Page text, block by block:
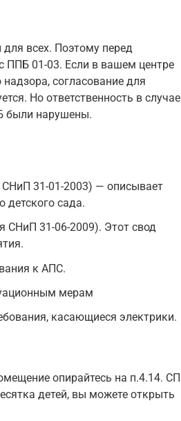
всех. Поэтому перед
ППБ 01-03. Если в вашем центре
согласование для
Но ответственность в случае
были нарушены.
31-01-2003) — описывает
сада.
СНиП 31-06-2009). Этот свод
к АПС.
мерам
касающиеся электрики.
опирайтесь на п.4.14. СП
детей, вы можете открыть